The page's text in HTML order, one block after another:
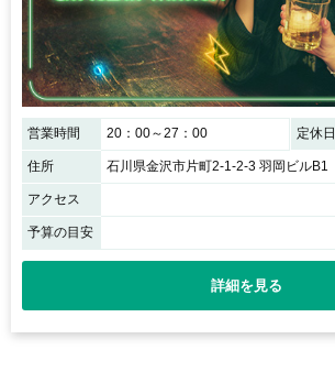
営業時間 20：00～27：00 定休日
住所 石川県金沢市片町2-1-2-3 羽岡ビルB1
アクセス
予算の目安
詳細を見る